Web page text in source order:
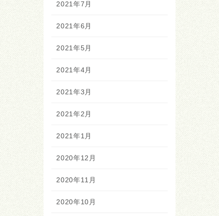
2021年7月
2021年6月
2021年5月
2021年4月
2021年3月
2021年2月
2021年1月
2020年12月
2020年11月
2020年10月